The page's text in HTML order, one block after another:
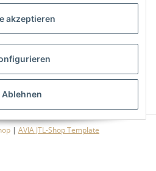
USt., zzgl.
| AVIA JTL-Shop Template
akzeptieren
Ablehnen